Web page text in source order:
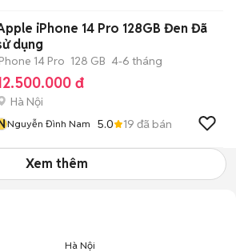
iPhone 14 Pro 128GB Đen Đã
dụng
14 Pro 128 GB 4-6 tháng
đ
Hà Nội
Nguyễn Đình Nam 5.0 19 đã bán
Xem thêm
Hà Nội